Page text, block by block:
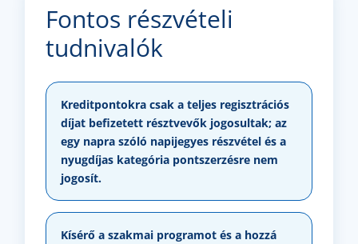
Fontos részvételi
tudnivalók
Kreditpontokra csak a teljes regisztrációs
díjat befizetett résztvevők jogosultak; az
egy napra szóló napijegyes részvétel és a
nyugdíjas kategória pontszerzésre nem
jogosít.
Kísérő a szakmai programot és a hozzá